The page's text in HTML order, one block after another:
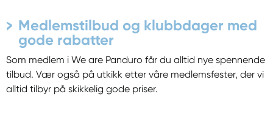
Medlemstilbud og klubbdager med
gode rabatter
Som medlem i We are Panduro får du alltid nye spennende
tilbud. Vær også på utkikk etter våre medlemsfester, der vi
alltid tilbyr på skikkelig gode priser.